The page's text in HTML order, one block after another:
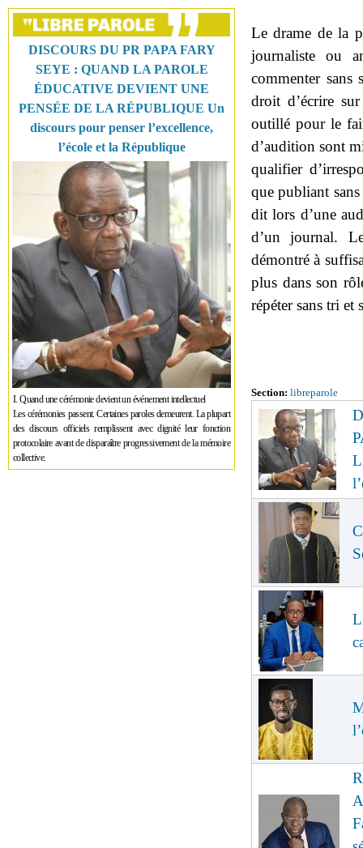
DISCOURS DU PR PAPA FARY
SEYE : QUAND LA PAROLE
ÉDUCATIVE DEVIENT UNE
PENSÉE DE LA RÉPUBLIQUE Un
discours pour penser l’excellence,
l’école et la République
I. Quand une cérémonie devient un événement intellectuel
Les cérémonies passent. Certaines paroles demeurent. La plupart
des discours officiels remplissent avec dignité leur fonction
protocolaire avant de disparaître progressivement de la mémoire
collective.
Le drame de la
journaliste ou
commenter sans
droit d’écrire
outillé pour le
d’audition sont
qualifier
que publiant
dit lors d’une
d’un journal.
démontré à
plus dans son
répéter sans tri et
Section: libreparole